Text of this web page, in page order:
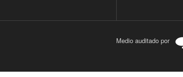
Medio auditado por